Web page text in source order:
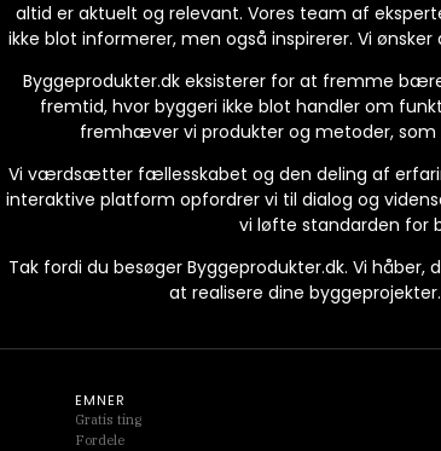
altid er aktuelt og relevant. Vores team af
ikke blot informerer, men også inspirerer. Vi
Byggeprodukter.dk eksisterer for at fremme
fremtid, hvor byggeri ikke blot handler om
fremhæver vi produkter og metoder,
Vi værdsætter fællesskabet og den deling af
interaktive platform opfordrer vi til dialog og
vi løfte standarden for
Tak fordi du besøger Byggeprodukter.dk. Vi
at realisere dine
EMNER
Gratis ting
Fordele